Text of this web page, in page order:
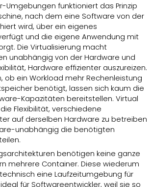
Umgebungen funktioniert das Prinzip
nach dem eine Software von der
wird, über ein eigenes
und die eigene Anwendung mit
Die Virtualisierung macht
unabhängig von der Hardware und
Hardware effizienter auszureizen.
ob ein Workload mehr Rechenleistung
benötigt, lassen sich kaum die
Kapazitäten bereitstellen. Virtual
Flexibilität, verschiedene
auf derselben Hardware zu betreiben
unabhängig die benötigten
benötigen keine ganze
mehrere Container. Diese wiederum
eine Laufzeitumgebung für
für Softwareentwickler, weil sie so